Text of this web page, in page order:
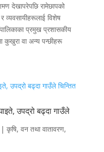
देखापरेपछि रामेछापको
व्यवसायीहरूलाई विशेष
प्रमुख प्रशासकीय
कुखुरा वा अन्य पन्छीहरू
उपद्रो बढ्दा गाउँले
| कृषि, वन तथा वातावरण,